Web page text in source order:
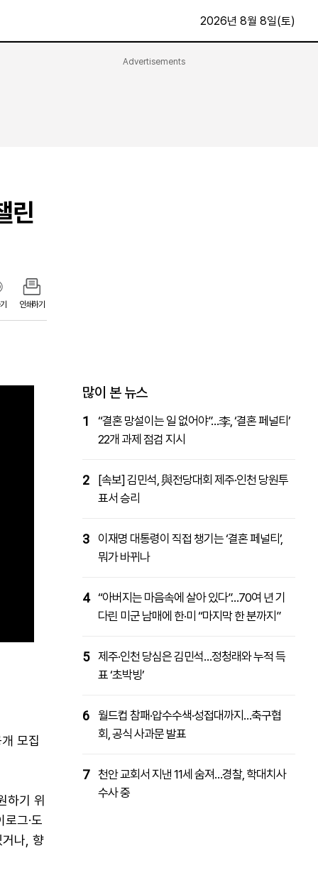
2026년 8월 8일(토)
Advertisements
린
인쇄하기
모집
하기 위
그·도
나, 향
많이 본 뉴스
1
“결혼 망설이는 일 없어야”…李, ‘결혼 페널티’
22개 과제 점검 지시
2
[속보] 김민석, 與전당대회 제주·인천 당원투
표서 승리
3
이재명 대통령이 직접 챙기는 ‘결혼 페널티’,
뭐가 바뀌나
4 “아버지는 마음속에 살아 있다”…70여 년 기
다린 미군 남매에 한·미 “마지막 한 분까지”
5 제주·인천 당심은 김민석…정청래와 누적 득
표 ‘초박빙’
6 월드컵 참패·압수수색·성접대까지…축구협
회, 공식 사과문 발표
7 천안 교회서 지낸 11세 숨져…경찰, 학대치사
수사 중